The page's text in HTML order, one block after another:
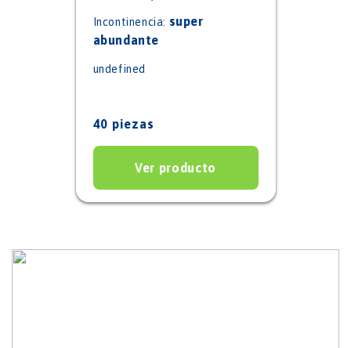
Incontinencia: super
abundante
undefined
40 piezas
Ver producto